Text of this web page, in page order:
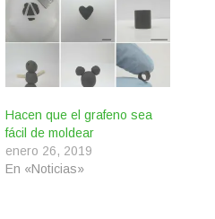
Hacen que el grafeno sea
fácil de moldear
enero 26, 2019
En «Noticias»